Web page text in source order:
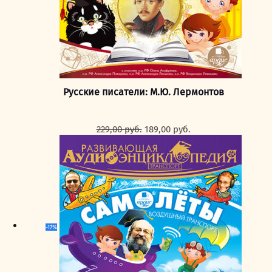
Русские писатели: М.Ю. Лермонтов
229,00руб. Первоначальная
составляла
229,00 руб..
189,00 руб.
189,00 руб..
-17%